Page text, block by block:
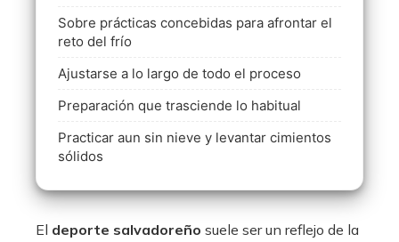
Sobre prácticas concebidas para afrontar el
reto del frío
Ajustarse a lo largo de todo el proceso
Preparación que trasciende lo habitual
Practicar aun sin nieve y levantar cimientos
sólidos
El deporte salvadoreño suele ser un reflejo de la